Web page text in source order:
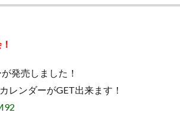
発売しました！
レンダーがGET出来ます！